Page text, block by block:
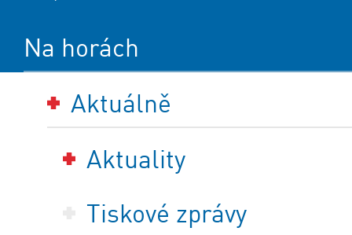
Na horách
Aktuálně
Aktuality
Tiskové zprávy